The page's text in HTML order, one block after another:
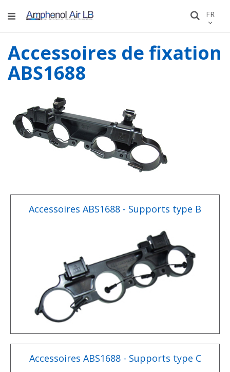
Allez
au
FR
Accessoires de fixation
ABS1688
Accessoires ABS1688 - Supports type B
Accessoires ABS1688 - Supports type C